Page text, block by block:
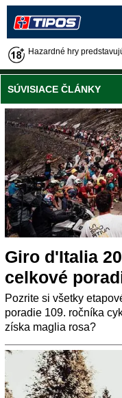
Hazardné hry
SÚVISIACE ČLÁNKY
Giro d'Italia
celkové
Pozrite si všetky
poradie 109. ročníka
získa maglia rosa?